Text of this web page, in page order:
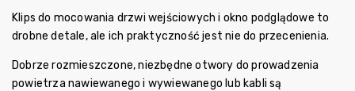
Klips do mocowania drzwi wejściowych i okno podglądowe to
drobne detale, ale ich praktyczność jest nie do przecenienia.
Dobrze rozmieszczone, niezbędne otwory do prowadzenia
powietrza nawiewanego i wywiewanego lub kabli są